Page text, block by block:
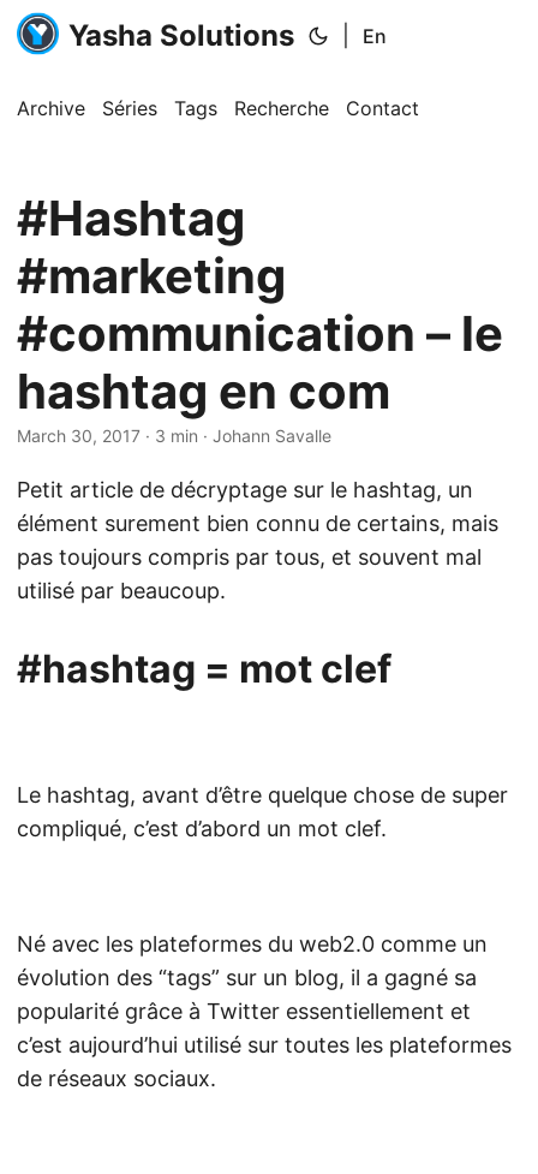
Yasha Solutions En
Archive Séries Tags Recherche Contact
#Hashtag
#marketing
#communication – le
hashtag en com
March 30, 2017 · 3 min · Johann Savalle
Petit article de décryptage sur le hashtag, un
élément surement bien connu de certains, mais
pas toujours compris par tous, et souvent mal
utilisé par beaucoup.
#hashtag = mot clef
Le hashtag, avant d’être quelque chose de super
compliqué, c’est d’abord un mot clef.
Né avec les plateformes du web2.0 comme un
évolution des “tags” sur un blog, il a gagné sa
popularité grâce à Twitter essentiellement et
c’est aujourd’hui utilisé sur toutes les plateformes
de réseaux sociaux.